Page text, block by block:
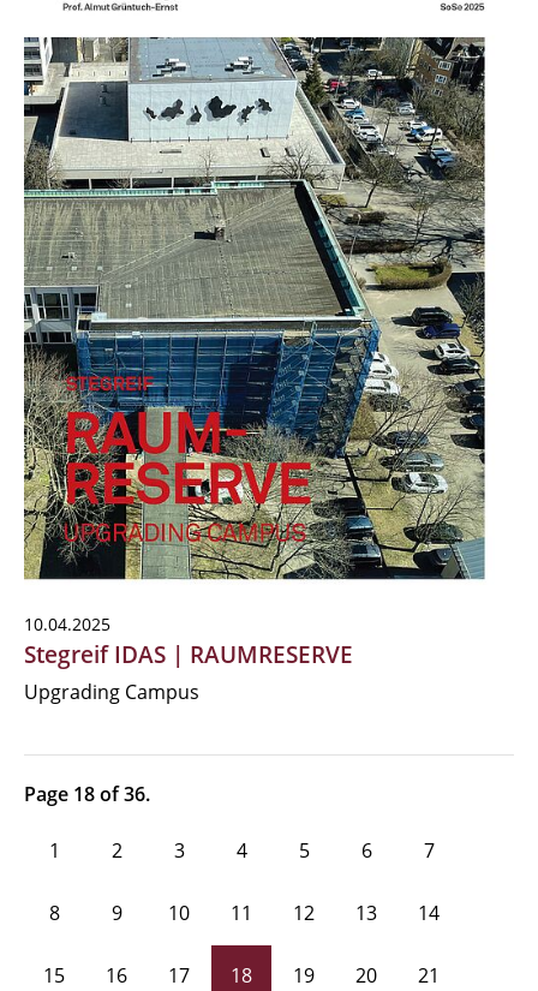
10.04.2025
Stegreif IDAS | RAUMRESERVE
Upgrading Campus
Page 18 of 36.
1 2 3 4 5 6 7
8 9 10 11 12 13 14
15 16 17 18 19 20 21